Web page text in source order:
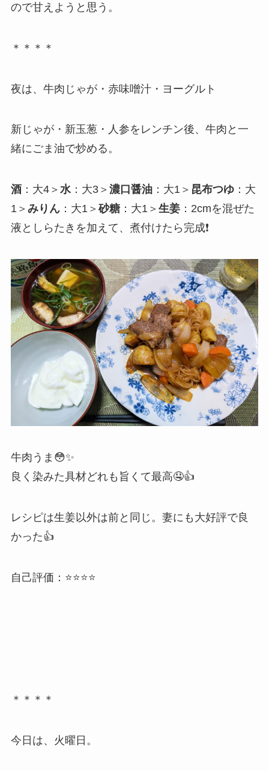
ので甘えようと思う。
＊＊＊＊
夜は、牛肉じゃが・赤味噌汁・ヨーグルト
新じゃが・新玉葱・人参をレンチン後、牛肉と一
緒にごま油で炒める。
酒：大4＞ 水：大3＞ 濃口醤油：大1＞ 昆布つゆ：大
1＞ みりん：大1＞砂糖：大1＞ 生姜：2cmを混ぜた
液としらたきを加えて、煮付けたら完成❗️
牛肉うま😳✨
良く染みた具材どれも旨くて最高🤤👍️
レシピは生姜以外は前と同じ。妻にも大好評で良
かった👍
自己評価：⭐️⭐️⭐️⭐️
＊＊＊＊
今日は、火曜日。